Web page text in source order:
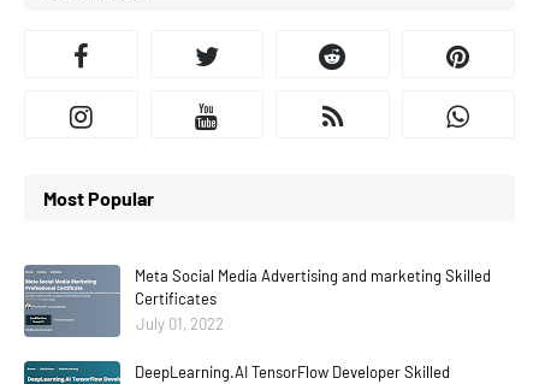
Most Popular
Meta Social Media Advertising and marketing Skilled
Certificates
July 01, 2022
DeepLearning.AI TensorFlow Developer Skilled